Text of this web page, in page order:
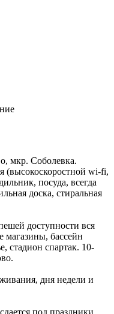
мкр. Соболевка.
(высокоскоростной wi-fi,
посуда, всегда
доска, стиральная
доступности вся
магазины, бассейн
стадион спартак. 10-
дня недели и
под праздники,